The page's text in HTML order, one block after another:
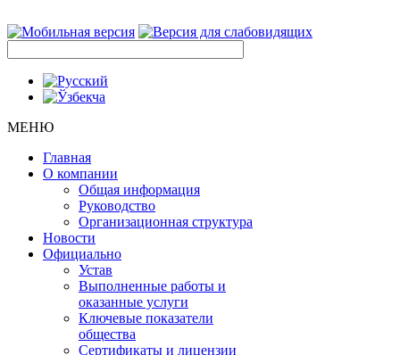
МЕНЮ
Главная
О компании
Общая информация
Руководство
Организационная структура
Новости
Официально
Устав
Выполненные работы и
оказанные услуги
Ключевые показатели
общества
Сертификаты и лицензии